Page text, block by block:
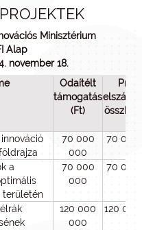
Minisztérium
Alap
november 18.
Odaítélt
támogatás
(Ft)
70 000
000
70 000
a
területén
70 000
000
70 000
120 000
000
120